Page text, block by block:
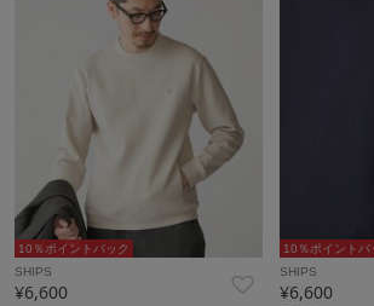
10％ポイントバック
SHIPS
¥6,600
10％ポイントバ
SHIPS
¥6,600